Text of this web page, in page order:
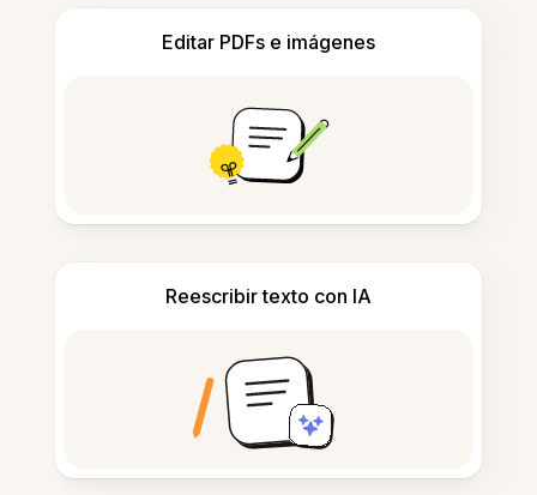
Editar PDFs e imágenes
Reescribir texto con IA